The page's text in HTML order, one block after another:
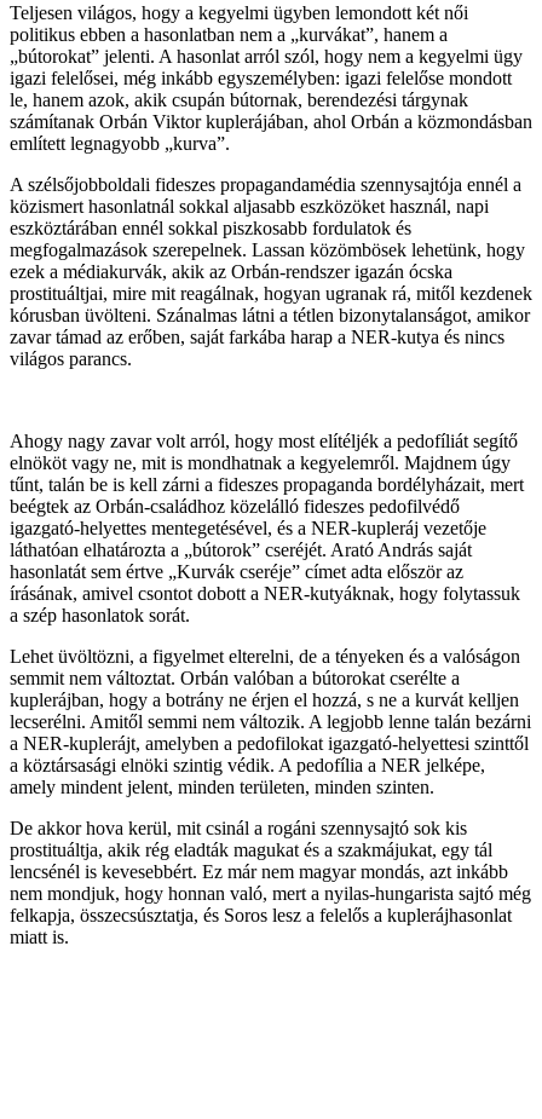
Teljesen világos, hogy a kegyelmi ügyben lemondott két női
politikus ebben a hasonlatban nem a „kurvákat”, hanem a
„bútorokat” jelenti. A hasonlat arról szól, hogy nem a kegyelmi ügy
igazi felelősei, még inkább egyszemélyben: igazi felelőse mondott
le, hanem azok, akik csupán bútornak, berendezési tárgynak
számítanak Orbán Viktor kuplerájában, ahol Orbán a közmondásban
említett legnagyobb „kurva”.
A szélsőjobboldali fideszes propagandamédia szennysajtója ennél a
közismert hasonlatnál sokkal aljasabb eszközöket használ, napi
eszköztárában ennél sokkal piszkosabb fordulatok és
megfogalmazások szerepelnek. Lassan közömbösek lehetünk, hogy
ezek a médiakurvák, akik az Orbán-rendszer igazán ócska
prostituáltjai, mire mit reagálnak, hogyan ugranak rá, mitől kezdenek
kórusban üvölteni. Szánalmas látni a tétlen bizonytalanságot, amikor
zavar támad az erőben, saját farkába harap a NER-kutya és nincs
világos parancs.
Ahogy nagy zavar volt arról, hogy most elítéljék a pedofíliát segítő
elnököt vagy ne, mit is mondhatnak a kegyelemről. Majdnem úgy
tűnt, talán be is kell zárni a fideszes propaganda bordélyházait, mert
beégtek az Orbán-családhoz közelálló fideszes pedofilvédő
igazgató-helyettes mentegetésével, és a NER-kupleráj vezetője
láthatóan elhatározta a „bútorok” cseréjét. Arató András saját
hasonlatát sem értve „Kurvák cseréje” címet adta először az
írásának, amivel csontot dobott a NER-kutyáknak, hogy folytassuk
a szép hasonlatok sorát.
Lehet üvöltözni, a figyelmet elterelni, de a tényeken és a valóságon
semmit nem változtat. Orbán valóban a bútorokat cserélte a
kuplerájban, hogy a botrány ne érjen el hozzá, s ne a kurvát kelljen
lecserélni. Amitől semmi nem változik. A legjobb lenne talán bezárni
a NER-kuplerájt, amelyben a pedofilokat igazgató-helyettesi szinttől
a köztársasági elnöki szintig védik. A pedofília a NER jelképe,
amely mindent jelent, minden területen, minden szinten.
De akkor hova kerül, mit csinál a rogáni szennysajtó sok kis
prostituáltja, akik rég eladták magukat és a szakmájukat, egy tál
lencsénél is kevesebbért. Ez már nem magyar mondás, azt inkább
nem mondjuk, hogy honnan való, mert a nyilas-hungarista sajtó még
felkapja, összecsúsztatja, és Soros lesz a felelős a kuplerájhasonlat
miatt is.